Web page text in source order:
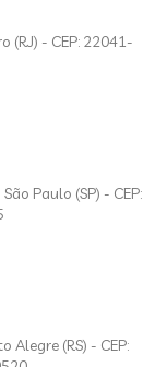
(RJ) - CEP: 22041-
Paulo (SP) - CEP:
Alegre (RS) - CEP: